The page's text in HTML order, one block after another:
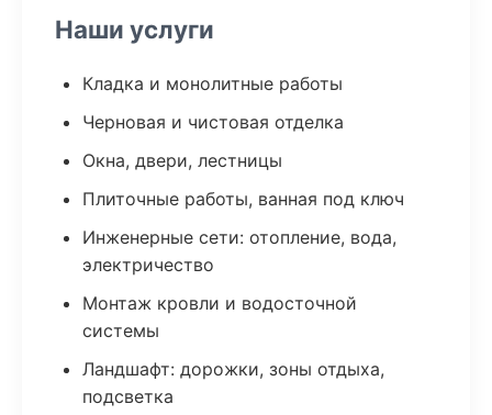
Наши услуги
Кладка и монолитные работы
Черновая и чистовая отделка
Окна, двери, лестницы
Плиточные работы, ванная под ключ
Инженерные сети: отопление, вода,
электричество
Монтаж кровли и водосточной
системы
Ландшафт: дорожки, зоны отдыха,
подсветка